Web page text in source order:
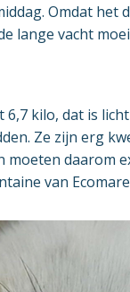
Omdat
lange vacht
6,7 kilo, dat is
Ze zijn erg
moeten daarom
van